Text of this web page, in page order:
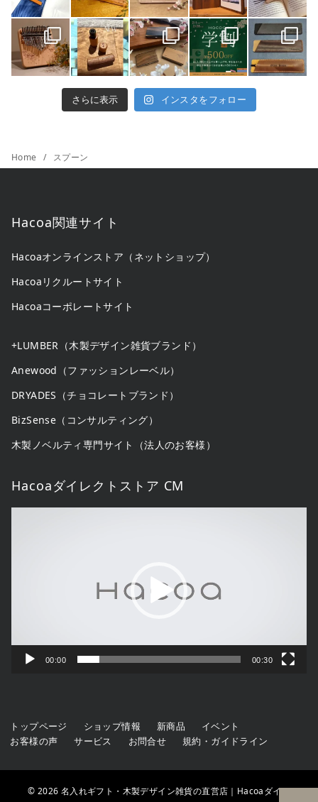
さらに表示 インスタをフォロー
Home スプーン
Hacoa関連サイト
Hacoaオンラインストア（ネットショップ）
Hacoaリクルートサイト
Hacoaコーポレートサイト
+LUMBER（木製デザイン雑貨ブランド）
Anewood（ファッションレーベル）
DRYADES（チョコレートブランド）
BizSense（コンサルティング）
木製ノベルティ専門サイト（法人のお客様）
Hacoaダイレクトストア CM
00:00 00:30
トップページ ショップ情報 新商品
イベント
お客様の声
サービス お問合せ 規約・ガイドライン
© 2026 名入れギフト・木製デザイン雑貨の直営店｜Hacoaダイレ